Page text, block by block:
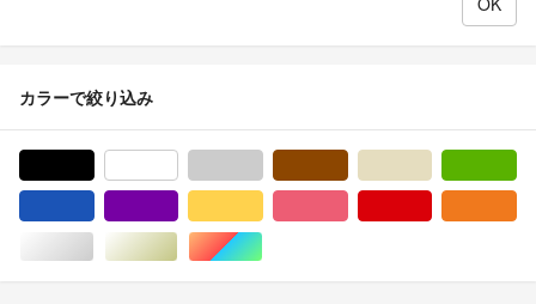
カラーで絞り込み
シルバー/銀色系ゴールド/金色系マルチカラー